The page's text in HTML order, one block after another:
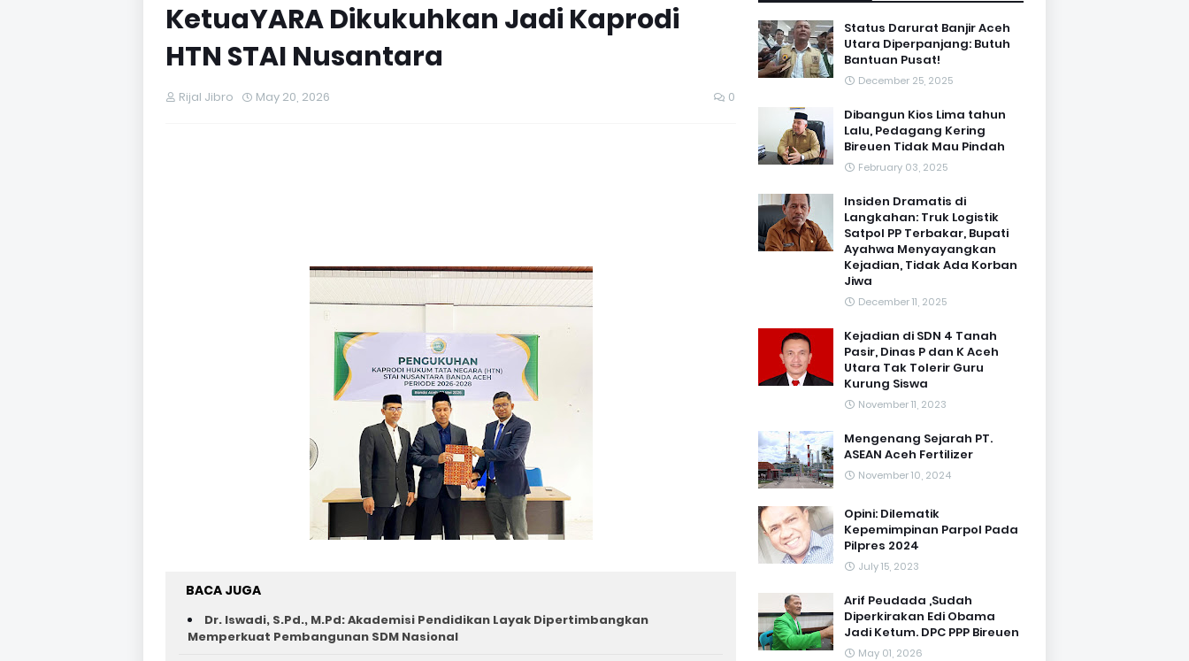
KetuaYARA Dikukuhkan Jadi Kaprodi
HTN STAI Nusantara
Rijal Jibro May 20, 2026 0
BACA JUGA
Dr. Iswadi, S.Pd., M.Pd: Akademisi Pendidikan Layak Dipertimbangkan
Memperkuat Pembangunan SDM Nasional
Status Darurat Banjir Aceh
Utara Diperpanjang: Butuh
Bantuan Pusat!
December 25, 2025
Dibangun Kios Lima tahun
Lalu, Pedagang Kering
Bireuen Tidak Mau Pindah
February 03, 2025
Insiden Dramatis di
Langkahan: Truk Logistik
Satpol PP Terbakar, Bupati
Ayahwa Menyayangkan
Kejadian, Tidak Ada Korban
Jiwa
December 11, 2025
Kejadian di SDN 4 Tanah
Pasir, Dinas P dan K Aceh
Utara Tak Tolerir Guru
Kurung Siswa
November 11, 2023
Mengenang Sejarah PT.
ASEAN Aceh Fertilizer
November 10, 2024
Opini: Dilematik
Kepemimpinan Parpol Pada
Pilpres 2024
July 15, 2023
Arif Peudada ,Sudah
Diperkirakan Edi Obama
Jadi Ketum. DPC PPP Bireuen
May 01, 2026